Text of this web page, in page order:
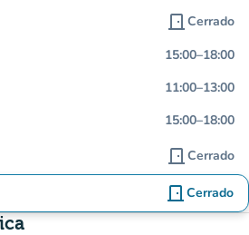
door_front Cerrado
15:00–18:00
11:00–13:00
15:00–18:00
door_front Cerrado
door_front Cerrado